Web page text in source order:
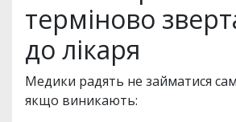
терміново
до лікаря
Медики радять не займатися
якщо виникають: